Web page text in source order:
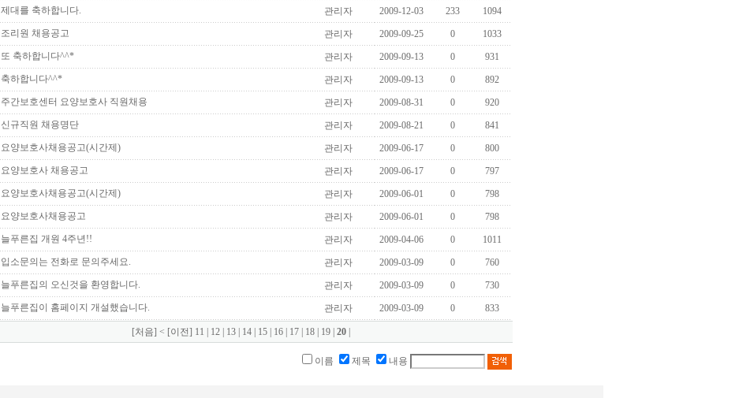
제대를 축하합니다. 관리자 2009-12-03 233 1094
조리원 채용공고 관리자 2009-09-25 0 1033
또 축하합니다^^* 관리자 2009-09-13 0 931
축하합니다^^* 관리자 2009-09-13 0
892
주간보호센터 요양보호사 직원채용
관리자 2009-08-31 0 920
신규직원 채용명단 관리자 2009-08-21 0 841
요양보호사채용공고(시간제) 관리자 2009-06-17 0 800
요양보호사 채용공고 관리자 2009-06-17 0 797
요양보호사채용공고(시간제) 관리자 2009-06-01 0 798
요양보호사채용공고 관리자 2009-06-01 0 798
늘푸른집 개원 4주년!! 관리자 2009-04-06 0 1011
입소문의는 전화로 문의주세요. 관리자 2009-03-09 0 760
늘푸른집의 오신것을 환영합니다. 관리자 2009-03-09 0 730
늘푸른집이 홈페이지 개설했습니다. 관리자 2009-03-09 0 833
[처음] < [이전] 11 12| 13| 14| 15| 16| 17| 18| 19| 20|
이름 제목 내용